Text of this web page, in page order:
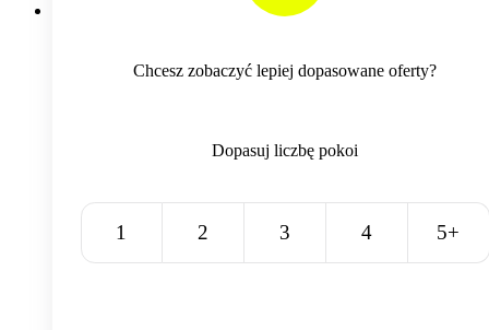
Chcesz zobaczyć lepiej dopasowane oferty?
Dopasuj liczbę pokoi
1 2 3 4 5+